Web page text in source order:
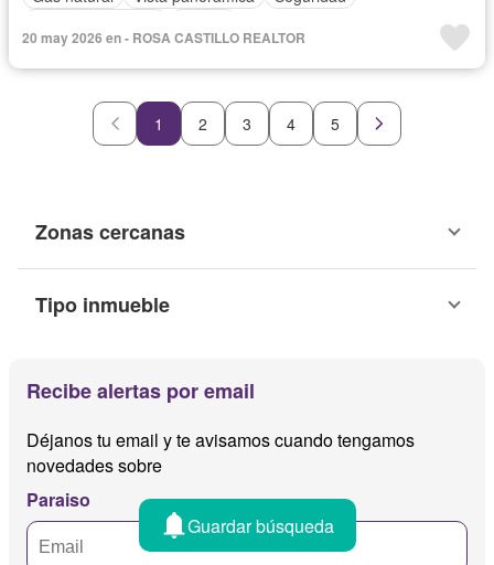
20 may 2026 en - ROSA CASTILLO REALTOR
1 2 3 4 5
Zonas cercanas
Tipo inmueble
Recibe alertas por email
Déjanos tu email y te avisamos cuando tengamos
novedades sobre
Paraiso
Guardar búsqueda